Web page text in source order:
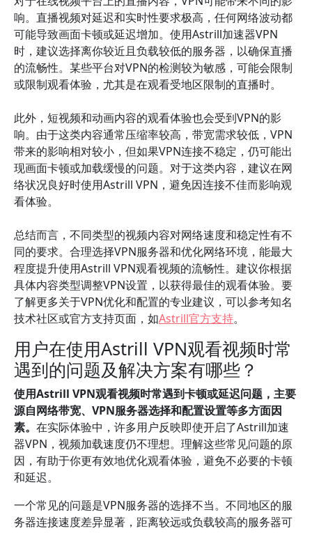
响。直播视频对延迟和实时性要求极高，任何网络波动都
可能导致画面卡顿或延迟增加。使用Astrill加速器VPN
时，建议选择离你较近且负载较低的服务器，以确保直播
的流畅性。某些平台对VPN的检测较为敏感，可能会限制
或限制观看体验，尤其是在观看受地区限制的直播时。
此外，短视频和动画内容的观看体验也会受到VPN的影
响。由于这类内容通常压缩率较高，带宽需求较低，VPN
带来的影响相对较小，但如果VPN连接不稳定，仍可能出
现画面卡顿或加载缓慢的问题。对于这类内容，建议在网
络状况良好时使用Astrill VPN，避免因连接不佳而影响观
看体验。
总结而言，不同类型的视频内容对网络速度和稳定性有不
同的要求。合理选择VPN服务器和优化网络环境，能最大
程度提升使用Astrill VPN观看视频的流畅性。建议你根据
具体内容类型调整VPN设置，以获得最佳的观看体验。要
了解更多关于VPN优化和配置的专业建议，可以参考知名
技术社区或官方支持页面，如Astrill官方支持。
用户在使用Astrill VPN观看视频时常
遇到的问题及解决方案有哪些？
使用Astrill VPN观看视频时常遇到卡顿或延迟问题，主要
源自网络带宽、VPN服务器选择和配置设置等多方面因
素。 在实际体验中，许多用户反映即使开启了Astrill加速
器VPN，视频加载速度仍不理想。理解这些常见问题的原
因，有助于你更有效地优化观看体验，避免不必要的卡顿
和延迟。
一个常见的问题是VPN服务器的选择不当。不同地区的服
务器连接速度差异显著，距离较远或负载较高的服务器可